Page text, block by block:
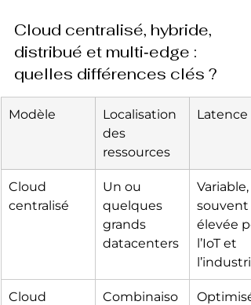
Cloud centralisé, hybride,
distribué et multi‑edge :
quelles différences clés ?
Modèle
Localisation
des
ressources
Latence
Cloud
centralisé
Un ou
quelques
grands
datacenters
Variable,
souvent
élevée
l’IoT et
l’industrie
Cloud
Combinaiso